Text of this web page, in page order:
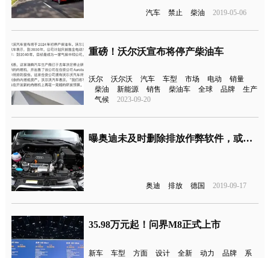
汽车 禁止 柴油 2019-05-06
重磅！沃尔沃宣布将停产柴油车
沃尔 沃尔沃 汽车 车型 市场 电动
销量
柴油
新能源 销售 柴油车 全球 品牌
生产
气候
2023-09-20
曝奥迪未及时删除排放作弊软件，或将面临巨额罚款
奥迪 排放 德国 2019-09-17
35.98万元起！问界M8正式上市
新车 车型 方面 设计 全新 动力 品牌
系